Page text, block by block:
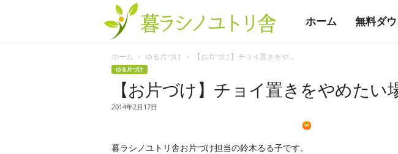
ノ
ホーム 無料ダ
ホーム ゆる片づけ 【お片づけ】チョイ置きをや...
ゆる片づけ
【お片づけ】チョイ置きをやめたい
2014年2月17日
暮ラシノユトリ舎お片づけ担当の鈴木るる子です。